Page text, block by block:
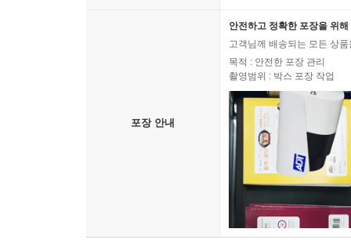
포장 안내
안전하고 정확한 포장을 위
고객님께 배송되는 모든 상
목적 : 안전한 포장 관리
촬영범위 : 박스 포장 작업